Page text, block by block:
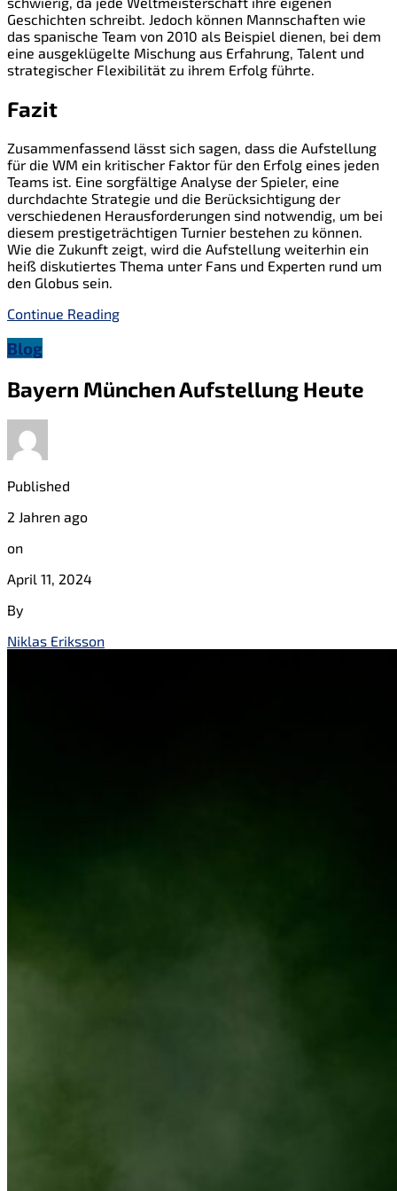
Geschichten schreibt. Jedoch können Mannschaften wie
das spanische Team von 2010 als Beispiel dienen, bei dem
eine ausgeklügelte Mischung aus Erfahrung, Talent und
strategischer Flexibilität zu ihrem Erfolg führte.
Fazit
Zusammenfassend lässt sich sagen, dass die Aufstellung
für die WM ein kritischer Faktor für den Erfolg eines jeden
Teams ist. Eine sorgfältige Analyse der Spieler, eine
durchdachte Strategie und die Berücksichtigung der
verschiedenen Herausforderungen sind notwendig, um bei
diesem prestigeträchtigen Turnier bestehen zu können.
Wie die Zukunft zeigt, wird die Aufstellung weiterhin ein
heiß diskutiertes Thema unter Fans und Experten rund um
den Globus sein.
Continue Reading
Blog
Bayern München Aufstellung Heute
Published
2 Jahren ago
on
April 11, 2024
By
Niklas Eriksson